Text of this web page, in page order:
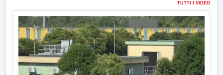
TUTTI I VIDEO